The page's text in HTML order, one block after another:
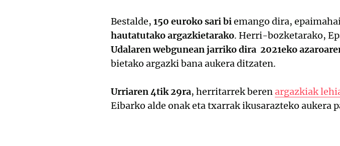
Bestalde, 150 euroko sari biemango dira,
hautatutako argazkietarako. Herri-bozketarako,
Udalaren webgunean jarriko dira 2021eko
bietako argazki bana aukera ditzaten.
Urriaren 4tik 29ra, herritarrek berenargazkiak
Eibarko alde onak eta txarrak ikusarazteko aukera